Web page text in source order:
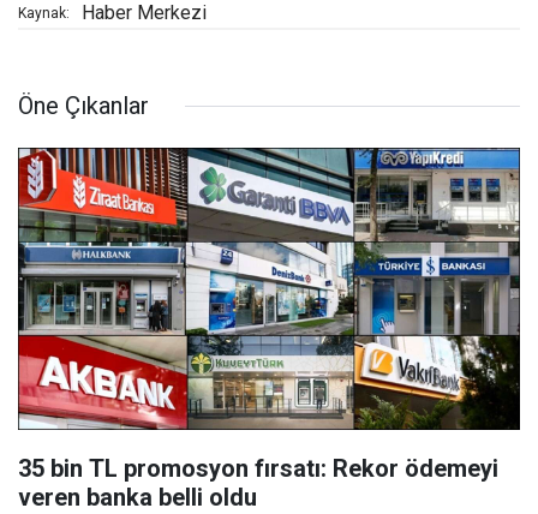
Kaynak: Haber Merkezi
Öne Çıkanlar
35 bin TL promosyon fırsatı: Rekor ödemeyi
veren banka belli oldu